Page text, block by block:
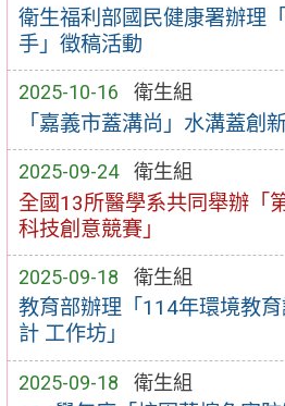
衛生福利部國民健康署辦理
手」徵稿活動
2025-10-16 衛生組
「嘉義市蓋溝尚」水溝蓋創
2025-09-24 衛生組
全國13所醫學系共同舉辦「
科技創意競賽」
2025-09-18 衛生組
教育部辦理「114年環境教
計 工作坊」
2025-09-18 衛生組